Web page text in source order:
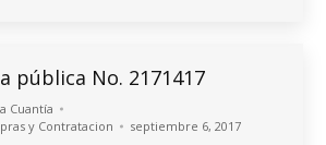
pública No. 2171417
Cuantía
y Contratacion septiembre 6, 2017